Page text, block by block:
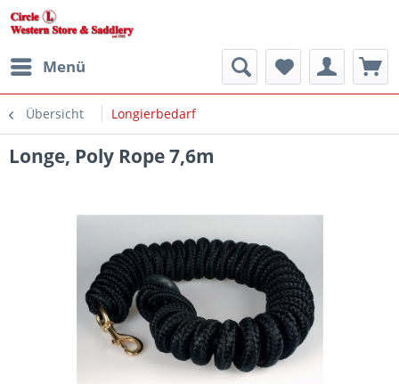
Menü
Übersicht Longierbedarf
Longe, Poly Rope 7,6m